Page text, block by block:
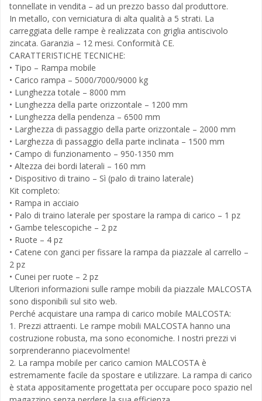
tonnellate in vendita – ad un prezzo basso dal produttore.
In metallo, con verniciatura di alta qualità a 5 strati. La
carreggiata delle rampe è realizzata con griglia antiscivolo
zincata. Garanzia – 12 mesi. Conformità CE.
CARATTERISTICHE TECNICHE:
• Tipo – Rampa mobile
• Carico rampa – 5000/7000/9000 kg
• Lunghezza totale – 8000 mm
• Lunghezza della parte orizzontale – 1200 mm
• Lunghezza della pendenza – 6500 mm
• Larghezza di passaggio della parte orizzontale – 2000 mm
• Larghezza di passaggio della parte inclinata – 1500 mm
• Campo di funzionamento – 950-1350 mm
• Altezza dei bordi laterali – 160 mm
• Dispositivo di traino – Sì (palo di traino laterale)
Kit completo:
• Rampa in acciaio
• Palo di traino laterale per spostare la rampa di carico – 1 pz
• Gambe telescopiche – 2 pz
• Ruote – 4 pz
• Catene con ganci per fissare la rampa da piazzale al carrello –
2 pz
• Cunei per ruote – 2 pz
Ulteriori informazioni sulle rampe mobili da piazzale MALCOSTA
sono disponibili sul sito web.
Perché acquistare una rampa di carico mobile MALCOSTA:
1. Prezzi attraenti. Le rampe mobili MALCOSTA hanno una
costruzione robusta, ma sono economiche. I nostri prezzi vi
sorprenderanno piacevolmente!
2. La rampa mobile per carico camion MALCOSTA è
estremamente facile da spostare e utilizzare. La rampa di carico
è stata appositamente progettata per occupare poco spazio nel